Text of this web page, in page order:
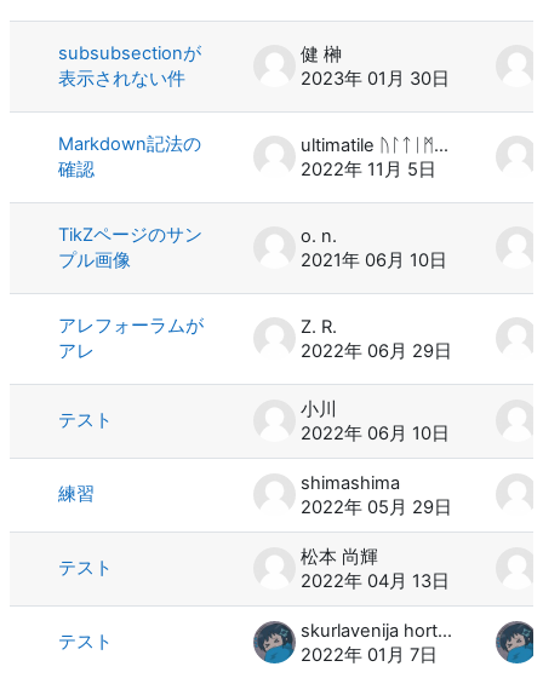
subsubsectionが
表示されない件
健 榊
2023年 01月 30日
Markdown記法の
確認
ultimatile ᚢᛚᛏᛁᛗᚨᛏᛁᛚᛖ
2022年 11月 5日
TikZページのサン
プル画像
o. n.
2021年 06月 10日
アレフォーラムが
アレ
Z. R.
2022年 06月 29日
テスト
小川
2022年 06月 10日
練習
shimashima
2022年 05月 29日
テスト
松本 尚輝
2022年 04月 13日
テスト
skurlavenija hortxertiju
2022年 01月 7日